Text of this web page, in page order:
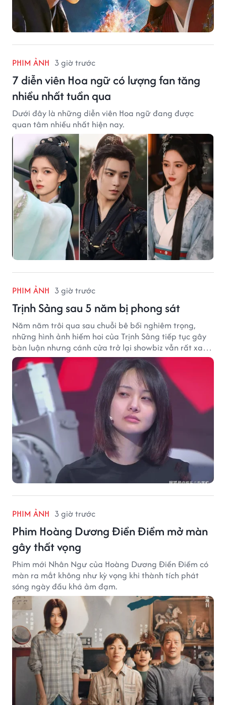
PHIM ẢNH 3 giờ trước
7 diễn viên Hoa ngữ có lượng fan tăng
nhiều nhất tuần qua
Dưới đây là những diễn viên Hoa ngữ đang được
quan tâm nhiều nhất hiện nay.
PHIM ẢNH 3 giờ trước
Trịnh Sảng sau 5 năm bị phong sát
Năm năm trôi qua sau chuỗi bê bối nghiêm trọng,
những hình ảnh hiếm hoi của Trịnh Sảng tiếp tục gây
bàn luận nhưng cánh cửa trở lại showbiz vẫn rất xa
vời.
PHIM ẢNH 3 giờ trước
Phim Hoàng Dương Điền Điềm mở màn
gây thất vọng
Phim mới Nhân Ngư của Hoàng Dương Điền Điềm có
màn ra mắt không như kỳ vọng khi thành tích phát
sóng ngày đầu khá ảm đạm.